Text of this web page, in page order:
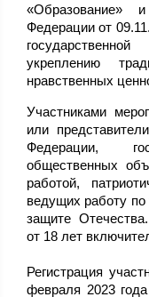
«Образование»
Федерации от
укреплению
нравственных
Участниками
или
Федерации,
общественных
работой,
ведущих работу
защите
от 18 лет
Регистрация
февраля 2023